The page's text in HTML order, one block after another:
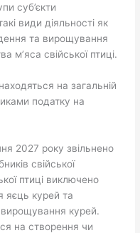
суб’єкти
види діяльності як
та вирощування
м’яса свійської птиці.
на загальній
податку на
2027 року звільнено
свійської
птиці виключено
яєць курей та
вирощування курей.
на створення чи